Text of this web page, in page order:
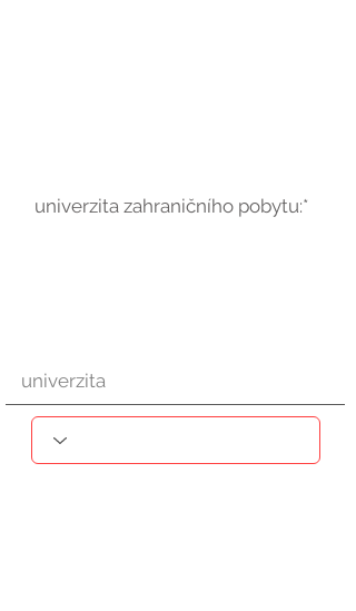
univerzita zahraničního pobytu:*